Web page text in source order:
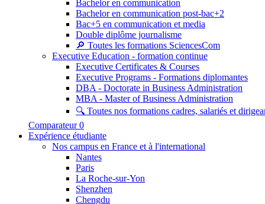
Bachelor en communication
Bachelor en communication post-bac+2
Bac+5 en communication et media
Double diplôme journalisme
🔎 Toutes les formations SciencesCom
Executive Education - formation continue
Executive Certificates & Courses
Executive Programs - Formations diplomantes
DBA - Doctorate in Business Administration
MBA - Master of Business Administration
🔍 Toutes nos formations cadres, salariés et
Comparateur 0
Expérience étudiante
Nos campus en France et à l'international
Nantes
Paris
La Roche-sur-Yon
Shenzhen
Chengdu